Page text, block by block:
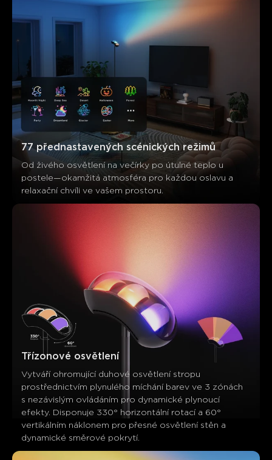
77 přednastavených scénických režimů
Od živého osvětlení na večírky po útulné teplo u
postele—okamžitá atmosféra pro každou oslavu a
relaxační chvíli ve vašem prostoru.
Třízonové osvětlení
Vytváří ohromující duhové osvětlení stropu
prostřednictvím plynulého míchání barev ve 3 zónách
s nezávislým ovládáním pro dynamické plynoucí
efekty. Disponuje 330° horizontální rotací a 60°
vertikálním náklonem pro přesné osvětlení stěn a
dynamické směrové pokrytí.
Product quality
0
Zákazníci zmiňují
0
PozitivníNegativní
Shrnutí ：
Generováno AI z textu zákaznických recenzí